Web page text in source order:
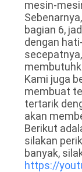
mesin-
bagian 6,
dengan
Kami juga
membuat
tertarik
akan
Berikut
silakan
banyak,
https://